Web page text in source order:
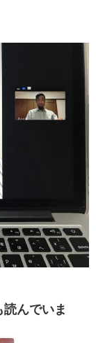
んでいま